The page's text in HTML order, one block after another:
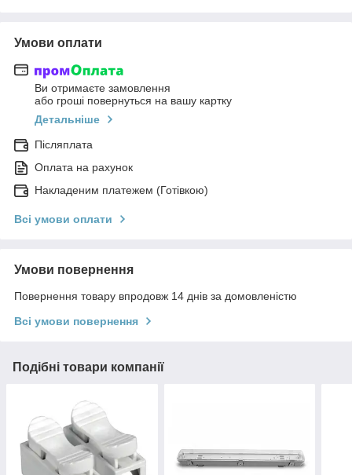
Умови оплати
Ви отримаєте замовлення
або гроші повернуться на вашу картку
Детальніше
Післяплата
Оплата на рахунок
Накладеним платежем (Готівкою)
Всі умови оплати
Умови повернення
Повернення товару впродовж 14 днів за домовленістю
Всі умови повернення
Подібні товари компанії